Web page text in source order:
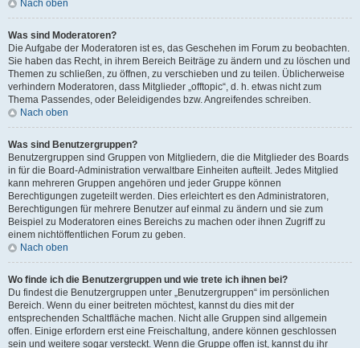
Nach oben
Was sind Moderatoren?
Die Aufgabe der Moderatoren ist es, das Geschehen im Forum zu beobachten.
Sie haben das Recht, in ihrem Bereich Beiträge zu ändern und zu löschen und
Themen zu schließen, zu öffnen, zu verschieben und zu teilen. Üblicherweise
verhindern Moderatoren, dass Mitglieder „offtopic“, d. h. etwas nicht zum
Thema Passendes, oder Beleidigendes bzw. Angreifendes schreiben.
Nach oben
Was sind Benutzergruppen?
Benutzergruppen sind Gruppen von Mitgliedern, die die Mitglieder des Boards
in für die Board-Administration verwaltbare Einheiten aufteilt. Jedes Mitglied
kann mehreren Gruppen angehören und jeder Gruppe können
Berechtigungen zugeteilt werden. Dies erleichtert es den Administratoren,
Berechtigungen für mehrere Benutzer auf einmal zu ändern und sie zum
Beispiel zu Moderatoren eines Bereichs zu machen oder ihnen Zugriff zu
einem nichtöffentlichen Forum zu geben.
Nach oben
Wo finde ich die Benutzergruppen und wie trete ich ihnen bei?
Du findest die Benutzergruppen unter „Benutzergruppen“ im persönlichen
Bereich. Wenn du einer beitreten möchtest, kannst du dies mit der
entsprechenden Schaltfläche machen. Nicht alle Gruppen sind allgemein
offen. Einige erfordern erst eine Freischaltung, andere können geschlossen
sein und weitere sogar versteckt. Wenn die Gruppe offen ist, kannst du ihr